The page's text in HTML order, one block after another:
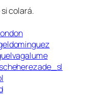
si colará.